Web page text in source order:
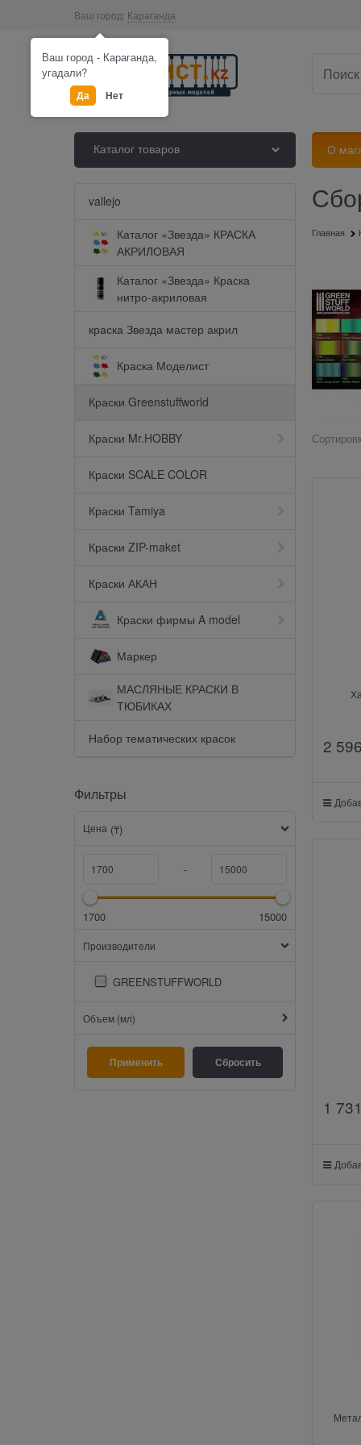
Ваш город: Караганда
Каталог товаров О
vallejo
Каталог «Звезда» КРАСКА
АКРИЛОВАЯ
Каталог «Звезда» Краска
нитро-акриловая
краска Звезда мастер акрил
Краска Моделист
Краски Greenstuffworld
Краски Mr.HOBBY
Краски SCALE COLOR
Краски Tamiya
Краски ZIP-maket
Краски АКАН
Краски фирмы A model
Маркер
МАСЛЯНЫЕ КРАСКИ В
ТЮБИКАХ
Набор тематических красок
Фильтры
Цена (₸)
-
1700 15000
Производители
GREENSTUFFWORLD
Объем (мл)
Найдено товаров:
Главная
2 596
1 731
Ваш город - Караганда,
угадали?
Да Нет